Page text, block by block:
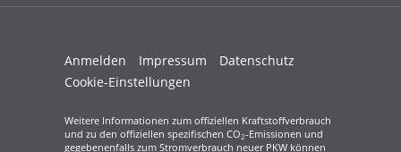
Anmelden Impressum
Datenschutz
Cookie-Einstellungen
Weitere Informationen zum offiziellen Kraftstoffverbrauch
und zu den offiziellen spezifischen CO2-Emissionen und
gegebenenfalls zum Stromverbrauch neuer PKW können